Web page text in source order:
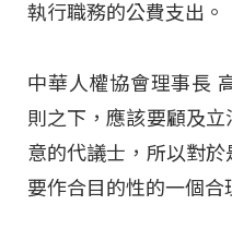
執行職務的公費支出。​
中華人權協會理事長
則之下，應該要顧及
意的代議士，所以對
要作合目的性的一個合